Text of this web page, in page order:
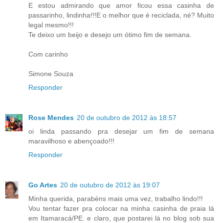
E estou admirando que amor ficou essa casinha de
passarinho, lindinha!!!E o melhor que é reciclada, né? Muito
legal mesmo!!!
Te deixo um beijo e desejo um ótimo fim de semana.
Com carinho
Simone Souza
Responder
Rose Mendes 20 de outubro de 2012 às 18:57
oi linda passando pra desejar um fim de semana
maravilhoso e abençoado!!!
Responder
Go Artes 20 de outubro de 2012 às 19:07
Minha querida, parabéns mais uma vez, trabalho lindo!!!
Vou tentar fazer pra colocar na minha casinha de praia lá
em Itamaracá/PE. e claro, que postarei lá no blog sob sua